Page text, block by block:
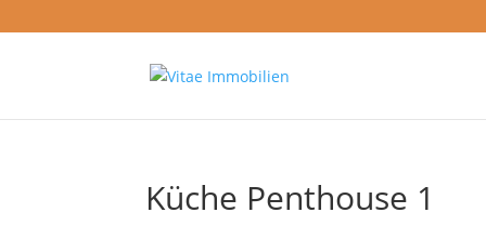
Küche Penthouse 1